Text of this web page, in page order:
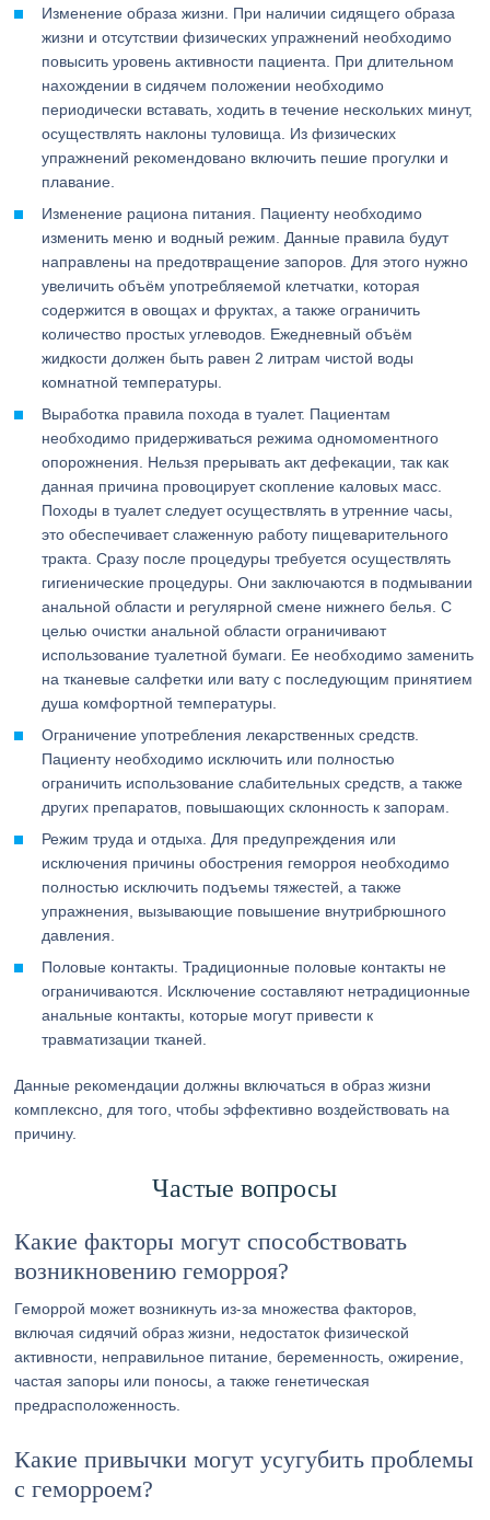
Изменение образа жизни. При наличии сидящего образа
жизни и отсутствии физических упражнений необходимо
повысить уровень активности пациента. При длительном
нахождении в сидячем положении необходимо
периодически вставать, ходить в течение нескольких минут,
осуществлять наклоны туловища. Из физических
упражнений рекомендовано включить пешие прогулки и
плавание.
Изменение рациона питания. Пациенту необходимо
изменить меню и водный режим. Данные правила будут
направлены на предотвращение запоров. Для этого нужно
увеличить объём употребляемой клетчатки, которая
содержится в овощах и фруктах, а также ограничить
количество простых углеводов. Ежедневный объём
жидкости должен быть равен 2 литрам чистой воды
комнатной температуры.
Выработка правила похода в туалет. Пациентам
необходимо придерживаться режима одномоментного
опорожнения. Нельзя прерывать акт дефекации, так как
данная причина провоцирует скопление каловых масс.
Походы в туалет следует осуществлять в утренние часы,
это обеспечивает слаженную работу пищеварительного
тракта. Сразу после процедуры требуется осуществлять
гигиенические процедуры. Они заключаются в подмывании
анальной области и регулярной смене нижнего белья. С
целью очистки анальной области ограничивают
использование туалетной бумаги. Ее необходимо заменить
на тканевые салфетки или вату с последующим принятием
душа комфортной температуры.
Ограничение употребления лекарственных средств.
Пациенту необходимо исключить или полностью
ограничить использование слабительных средств, а также
других препаратов, повышающих склонность к запорам.
Режим труда и отдыха. Для предупреждения или
исключения причины обострения геморроя необходимо
полностью исключить подъемы тяжестей, а также
упражнения, вызывающие повышение внутрибрюшного
давления.
Половые контакты. Традиционные половые контакты не
ограничиваются. Исключение составляют нетрадиционные
анальные контакты, которые могут привести к
травматизации тканей.
Данные рекомендации должны включаться в образ жизни
комплексно, для того, чтобы эффективно воздействовать на
причину.
Частые вопросы
Какие факторы могут способствовать
возникновению геморроя?
Геморрой может возникнуть из-за множества факторов,
включая сидячий образ жизни, недостаток физической
активности, неправильное питание, беременность, ожирение,
частая запоры или поносы, а также генетическая
предрасположенность.
Какие привычки могут усугубить проблемы
с геморроем?